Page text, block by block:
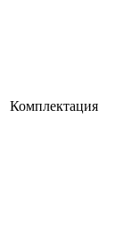
Комплектация